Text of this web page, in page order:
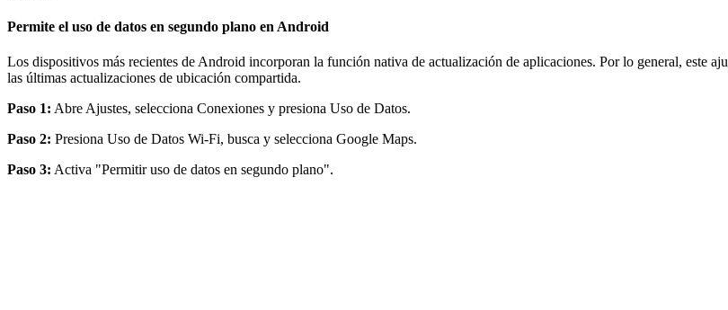
Permite el uso de datos en segundo plano en Android
Los dispositivos más recientes de Android incorporan la función nativa de actualización de aplicaciones. Por lo general, este
las últimas actualizaciones de ubicación compartida.
Paso 1: Abre Ajustes, selecciona Conexiones y presiona Uso de Datos.
Paso 2: Presiona Uso de Datos Wi-Fi, busca y selecciona Google Maps.
Paso 3: Activa "Permitir uso de datos en segundo plano".